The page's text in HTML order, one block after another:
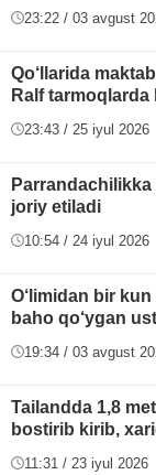
23:22 / 03 avgust
Qo‘llarida
Ralf tarmoqlarda
23:43 / 25 iyul 2026
joriy etiladi
10:54 / 24 iyul 2026
O‘limidan bir
baho qo‘ygan
19:34 / 03 avgust
Tailandda 1,8
bostirib kirib,
11:31 / 23 iyul 2026